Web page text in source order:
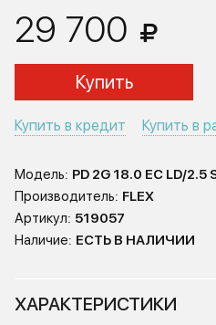
29 700
Купить
Купить в кредит Купить в
Модель: PD 2G 18.0 EC LD/2.5
Производитель: FLEX
Артикул: 519057
Наличие: ЕСТЬ В НАЛИЧИИ
ХАРАКТЕРИСТИКИ